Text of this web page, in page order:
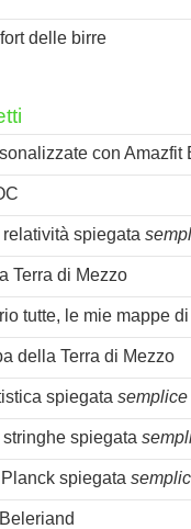
delle birre
con Amazfit
spiegata
Terra di Mezzo
tutte, le mie mappe
della Terra di Mezzo
spiegata semplice
spiegata
spiegata